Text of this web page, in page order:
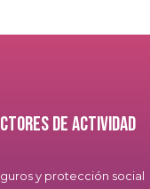
de actividad
y protección social